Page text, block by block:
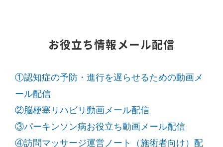
お役立ち情報メール配信
①認知症の予防・進行を遅らせるための動画メ
ール配信
②脳梗塞リハビリ動画メール配信
③パーキンソン病お役立ち動画メール配信
④訪問マッサージ運営ノート（施術者向け）配